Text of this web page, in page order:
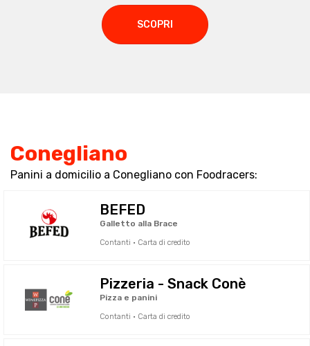
SCOPRI
Conegliano
Panini a domicilio a Conegliano con Foodracers:
BEFED
Galletto alla Brace
Contanti · Carta di credito
Pizzeria - Snack Conè
Pizza e panini
Contanti · Carta di credito